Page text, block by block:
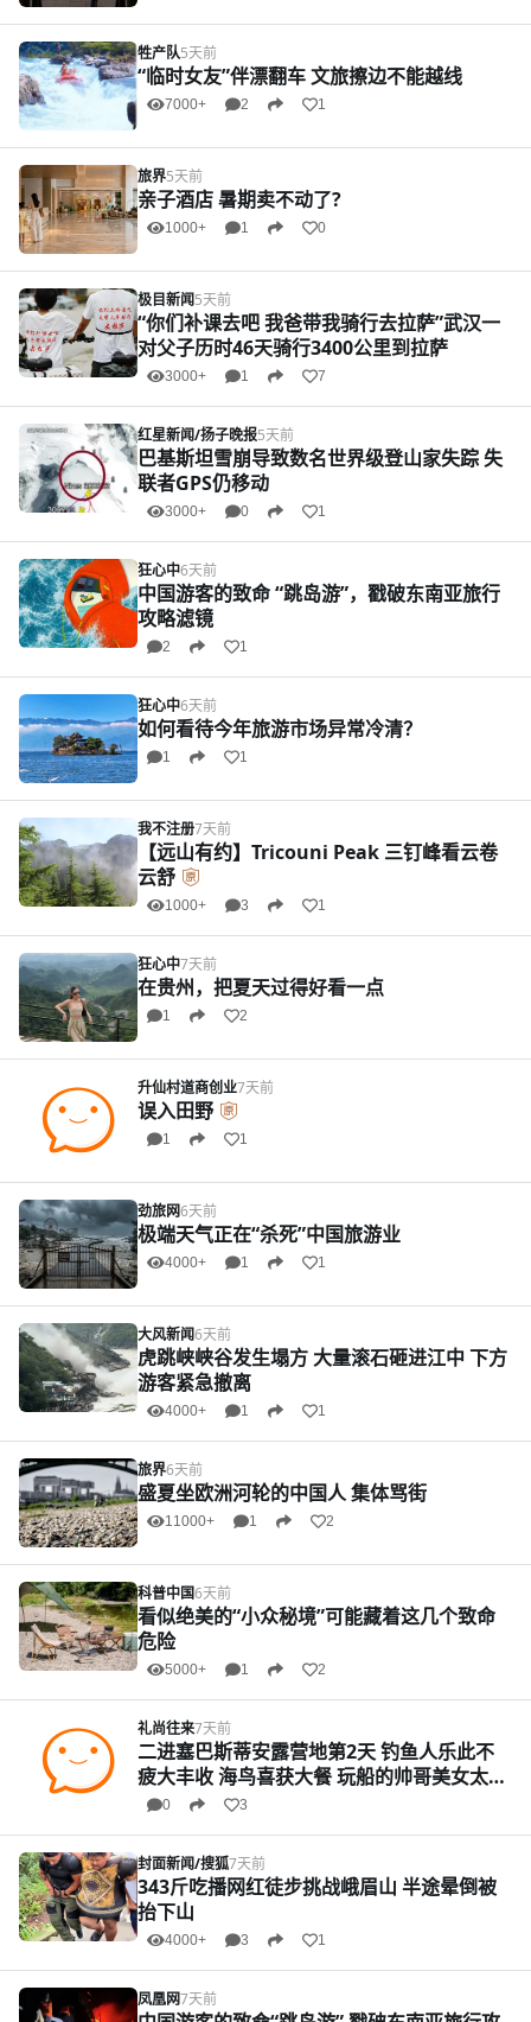
牲产队5天前
“临时女友”伴漂翻车 文旅擦边不能越线
7000+ 2 1
旅界5天前
亲子酒店 暑期卖不动了?
1000+ 1 0
极目新闻5天前
“你们补课去吧 我爸带我骑行去拉萨”武汉一
对父子历时46天骑行3400公里到拉萨
3000+ 1 7
红星新闻/扬子晚报5天前
巴基斯坦雪崩导致数名世界级登山家失踪 失
联者GPS仍移动
3000+ 0 1
狂心中6天前
中国游客的致命 “跳岛游”，戳破东南亚旅行
攻略滤镜
2 1
狂心中6天前
如何看待今年旅游市场异常冷清？
1 1
我不注册7天前
【远山有约】Tricouni Peak 三钉峰看云卷
云舒
1000+ 3 1
狂心中7天前
在贵州，把夏天过得好看一点
1 2
升仙村道商创业7天前
误入田野
1 1
劲旅网6天前
极端天气正在“杀死”中国旅游业
4000+ 1 1
大风新闻6天前
虎跳峡峡谷发生塌方 大量滚石砸进江中 下方
游客紧急撤离
4000+ 1 1
旅界6天前
盛夏坐欧洲河轮的中国人 集体骂街
11000+ 1 2
科普中国6天前
看似绝美的“小众秘境”可能藏着这几个致命
危险
5000+ 1 2
礼尚往来7天前
二进塞巴斯蒂安露营地第2天 钓鱼人乐此不
疲大丰收 海鸟喜获大餐 玩船的帅哥美女太酷
了！
0 3
封面新闻/搜狐7天前
343斤吃播网红徒步挑战峨眉山 半途晕倒被
抬下山
4000+ 3 1
凤凰网7天前